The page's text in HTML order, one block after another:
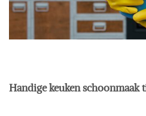
Handige keuken schoonmaak